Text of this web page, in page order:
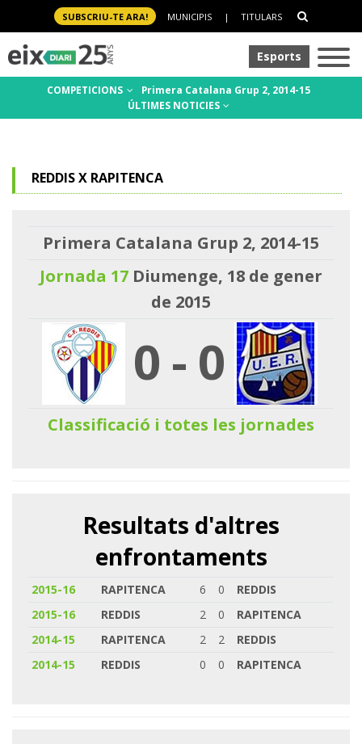
SUBSCRIU-TE ARA! MUNICIPIS | TITULARS
Esports
COMPETICIONS
Primera Catalana Grup 2, 2014-15
ÚLTIMES NOTICIES
REDDIS X RAPITENCA
Primera Catalana Grup 2, 2014-15
Jornada 17Diumenge, 18 de gener
de 2015
0 - 0
Classificació i totes les jornades
Resultats d'altres
enfrontaments
2015-16 RAPITENCA 6 0
REDDIS
2015-16
REDDIS 2 0
RAPITENCA
2014-15
RAPITENCA 2 2
REDDIS
2014-15
REDDIS 0 0 RAPITENCA